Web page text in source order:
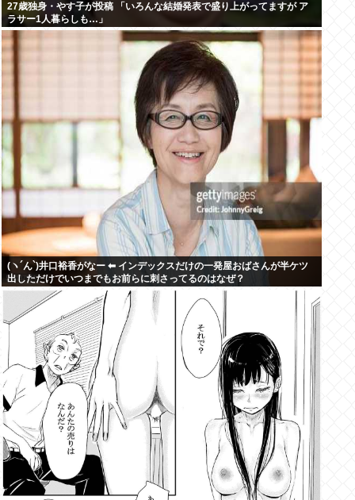
27歳独身・やす子が投稿 「いろんな結婚発表で盛り上がってますが ア
ラサー1人暮らしも…」
(ヽ´ん`)井口裕香がなー ⬅ インデックスだけの一発屋おばさんが半ケツ
出しただけでいつまでもお前らに刺さってるのはなぜ？